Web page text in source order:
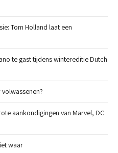
Tom Holland laat een
te gast tijdens wintereditie Dutch
aankondigingen van Marvel, DC
waar